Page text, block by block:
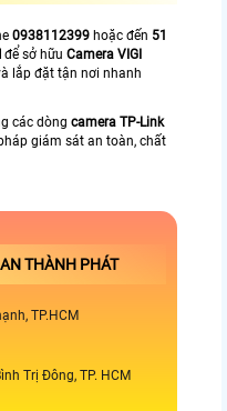
0938112399 hoặc đến 51
để sở hữu Camera VIGI
lắp đặt tận nơi nhanh
các dòng camera TP-Link
giám sát an toàn, chất
THÀNH PHÁT
TP.HCM
Trị Đông, TP. HCM